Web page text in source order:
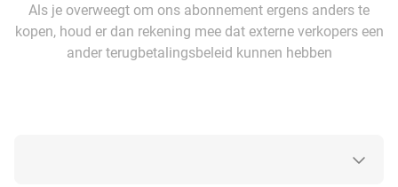
Als je overweegt om ons abonnement ergens anders te
kopen, houd er dan rekening mee dat externe verkopers een
ander terugbetalingsbeleid kunnen hebben